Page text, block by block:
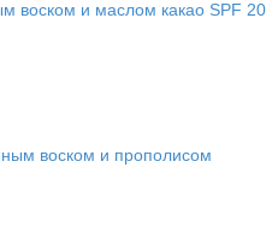
воском и маслом какао SPF 20